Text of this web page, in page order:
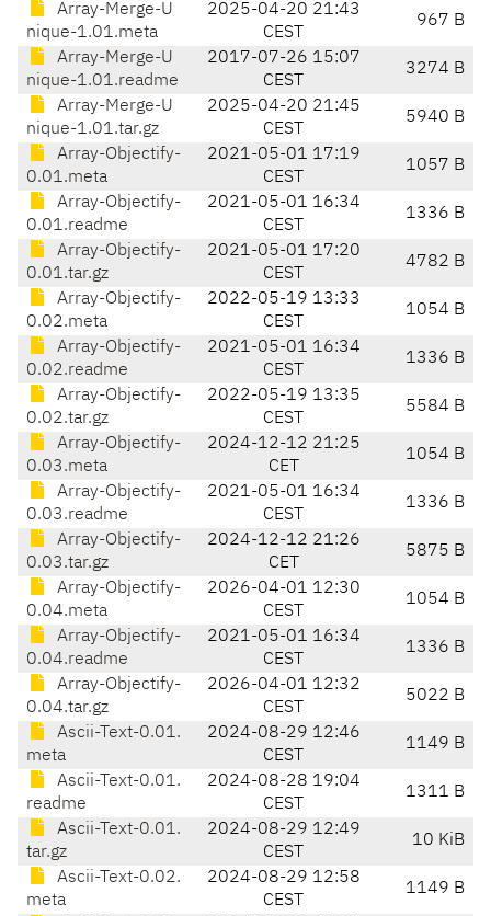
Array-Merge-U
nique-1.01.meta
2025-04-20 21:43
CEST
967 B
Array-Merge-U
nique-1.01.readme
2017-07-26 15:07
CEST
3274 B
Array-Merge-U
nique-1.01.tar.gz
2025-04-20 21:45
CEST
5940 B
Array-Objectify-
0.01.meta
2021-05-01 17:19
CEST
1057 B
Array-Objectify-
0.01.readme
2021-05-01 16:34
CEST
1336 B
Array-Objectify-
0.01.tar.gz
2021-05-01 17:20
CEST
4782 B
Array-Objectify-
0.02.meta
2022-05-19 13:33
CEST
1054 B
Array-Objectify-
0.02.readme
2021-05-01 16:34
CEST
1336 B
Array-Objectify-
0.02.tar.gz
2022-05-19 13:35
CEST
5584 B
Array-Objectify-
0.03.meta
2024-12-12 21:25
CET
1054 B
Array-Objectify-
0.03.readme
2021-05-01 16:34
CEST
1336 B
Array-Objectify-
0.03.tar.gz
2024-12-12 21:26
CET
5875 B
Array-Objectify-
0.04.meta
2026-04-01 12:30
CEST
1054 B
Array-Objectify-
0.04.readme
2021-05-01 16:34
CEST
1336 B
Array-Objectify-
0.04.tar.gz
2026-04-01 12:32
CEST
5022 B
Ascii-Text-0.01.
meta
2024-08-29 12:46
CEST
1149 B
Ascii-Text-0.01.
readme
2024-08-28 19:04
CEST
1311 B
Ascii-Text-0.01.
tar.gz
2024-08-29 12:49
CEST
10 KiB
Ascii-Text-0.02.
meta
2024-08-29 12:58
CEST
1149 B